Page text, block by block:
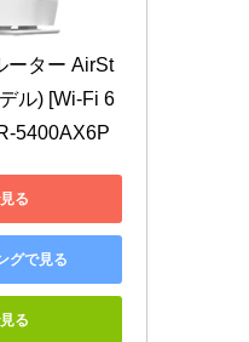
ーター AirSt
ル) [Wi-Fi 6
5400AX6P
る
グで見る
る